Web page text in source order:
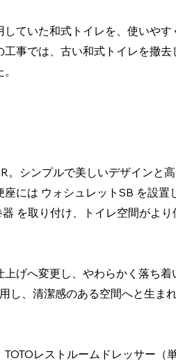
ていた和式トイレを、使いやす
事では、古い和式トイレを撤
。シンプルで美しいデザインと
には ウォシュレットSB を設
を取り付け、トイレ空間がより
げへ変更し、やわらかく落ち
し、清潔感のある空間へと生まれ
レストルームドレッサー